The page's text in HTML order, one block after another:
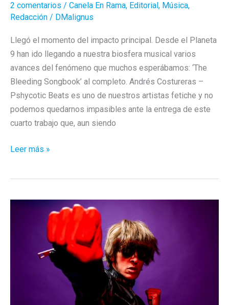
2 comentarios / Canela En Rama, Editorial , Música,
Redacción / DMalignus
Llegó el momento del impacto principal. Desde el Planeta
9 han ido llegando a nuestra biosfera musical varios
avances del fenómeno que muchos esperábamos: ‘The
Bleeding Songbook’ al completo. Andrés Costureras –
Pshycotic Beats es uno de nuestros artistas fetiche y no
podemos quedarnos impasibles ante la entrega de este
cuarto trabajo que, aun siendo
The
Leer más »